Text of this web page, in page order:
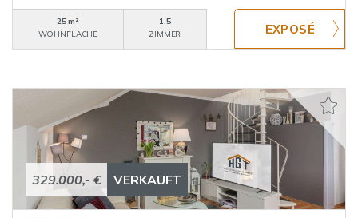
25 m²
WOHNFLÄCHE
1,5
ZIMMER
329.000,- € VERKAUFT